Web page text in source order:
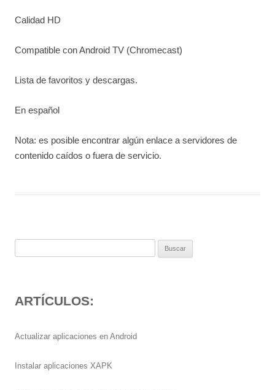
Calidad HD
Compatible con Android TV (Chromecast)
Lista de favoritos y descargas.
En español
Nota: es posible encontrar algún enlace a servidores de
contenido caídos o fuera de servicio.
ARTÍCULOS:
Actualizar aplicaciones en Android
Instalar aplicaciones XAPK